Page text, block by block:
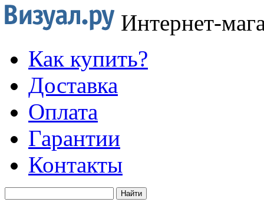
Интернет-
Как купить?
Доставка
Оплата
Гарантии
Контакты